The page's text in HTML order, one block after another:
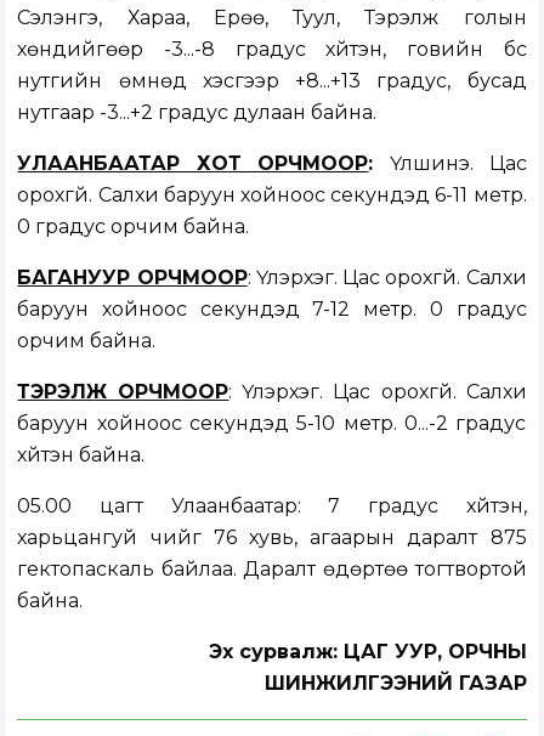
Сэлэнгэ, Хараа, Ерөө, Туул, Тэрэлж голын
хөндийгөөр -3...-8 градус хүйтэн, говийн бүс
нутгийн өмнөд хэсгээр +8...+13 градус, бусад
нутгаар -3...+2 градус дулаан байна.
УЛААНБААТАР ХОТ ОРЧМООР: Үүлшинэ. Цас
орохгүй. Салхи баруун хойноос секундэд 6-11 метр.
0 градус орчим байна.
БАГАНУУР ОРЧМООР: Үүлэрхэг. Цас орохгүй. Салхи
баруун хойноос секундэд 7-12 метр. 0 градус
орчим байна.
ТЭРЭЛЖ ОРЧМООР: Үүлэрхэг. Цас орохгүй. Салхи
баруун хойноос секундэд 5-10 метр. 0...-2 градус
хүйтэн байна.
05.00 цагт Улаанбаатар: 7 градус хүйтэн,
харьцангуй чийг 76 хувь, агаарын даралт 875
гектопаскаль байлаа. Даралт өдөртөө тогтвортой
байна.
Эх сурвалж: ЦАГ УУР, ОРЧНЫ
ШИНЖИЛГЭЭНИЙ ГАЗАР